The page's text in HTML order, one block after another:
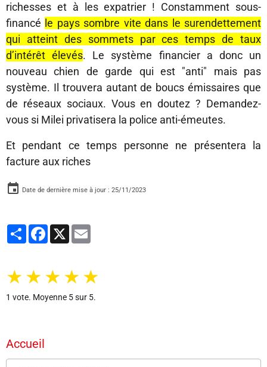
richesses et à les expatrier ! Constamment sous-
financé le pays sombre vite dans le surendettement
qui atteint des sommets par ces temps de taux
d’intérêt élevés. Le système financier a donc un
nouveau chien de garde qui est "anti" mais pas
système. Il trouvera autant de boucs émissaires que
de réseaux sociaux. Vous en doutez ? Demandez-
vous si Milei privatisera la police anti-émeutes.
Et pendant ce temps personne ne présentera la
facture aux riches
Date de dernière mise à jour : 25/11/2023
PartagerFacebook
X
★★★★★
1 vote. Moyenne 5sur 5.
Accueil